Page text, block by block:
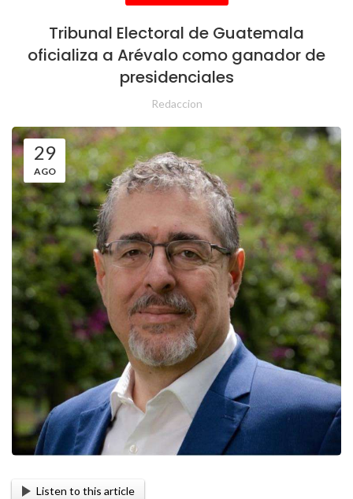
Tribunal Electoral de Guatemala
oficializa a Arévalo como ganador de
presidenciales
Redaccion
29
AGO
Listen to this article